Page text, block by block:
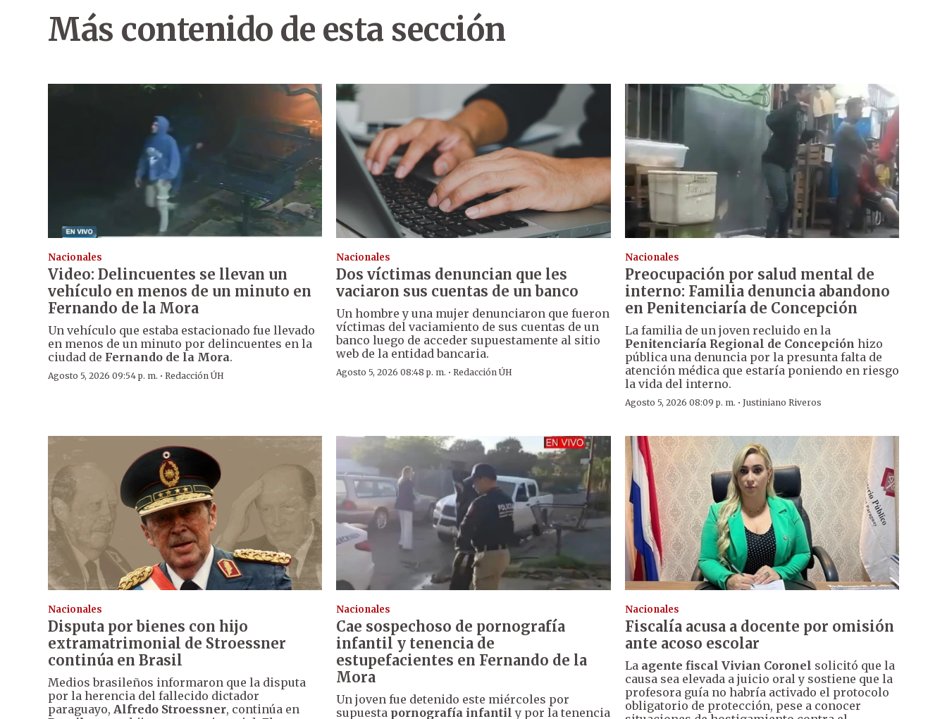
Más contenido de esta sección
Nacionales
Video: Delincuentes se llevan un
vehículo en menos de un minuto en
Fernando de la Mora
Un vehículo que estaba estacionado fue llevado
en menos de un minuto por delincuentes en la
ciudad de Fernando de la Mora.
Agosto 5, 2026 09:54 p. m. · Redacción ÚH
Nacionales
Dos víctimas denuncian que les
vaciaron sus cuentas de un banco
Un hombre y una mujer denunciaron que fueron
víctimas del vaciamiento de sus cuentas de un
banco luego de acceder supuestamente al sitio
web de la entidad bancaria.
Agosto 5, 2026 08:48 p. m. ·Redacción ÚH
Nacionales
Preocupación por salud mental de
interno: Familia denuncia abandono
en Penitenciaría de Concepción
La familia de un joven recluido en la
Penitenciaría Regional de Concepción hizo
pública una denuncia por la presunta falta de
atención médica que estaría poniendo en riesgo
la vida del interno.
Agosto 5, 2026 08:09 p. m. · Justiniano Riveros
Nacionales
Disputa por bienes con hijo
extramatrimonial de Stroessner
continúa en Brasil
Medios brasileños informaron que la disputa
por la herencia del fallecido dictador
paraguayo, Alfredo Stroessner, continúa en
Nacionales
Cae sospechoso de pornografía
infantil y tenencia de
estupefacientes en Fernando de la
Mora
Un joven fue detenido este miércoles por
supuesta pornografía infantil y por la tenencia
Nacionales
Fiscalía acusa a docente por omisión
ante acoso escolar
La agente fiscal Vivian Coronel solicitó que la
causa sea elevada a juicio oral y sostiene que la
profesora guía no habría activado el protocolo
obligatorio de protección, pese a conocer